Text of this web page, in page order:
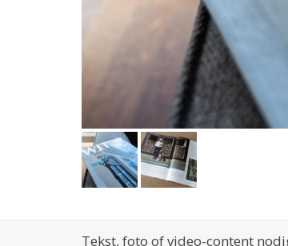
Tekst, foto of video-content